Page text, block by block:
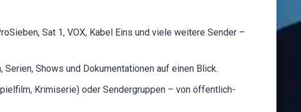
Sat 1, VOX, Kabel Eins und viele weitere Sender –
Shows und Dokumentationen auf einen Blick.
Krimiserie) oder Sendergruppen – von öffentlich-